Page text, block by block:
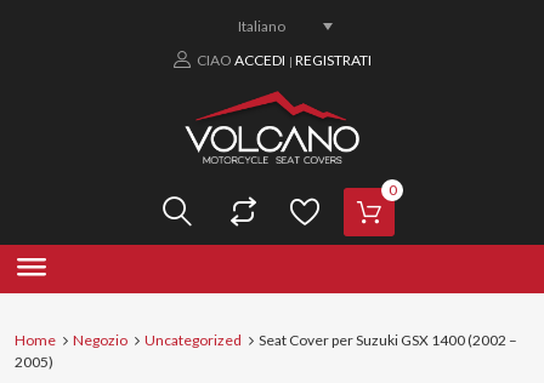
Italiano
CIAO ACCEDI | REGISTRATI
0
Home Negozio Uncategorized
Seat Cover per Suzuki GSX 1400 (2002 –
2005)